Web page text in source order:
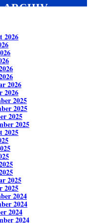
ARCHIV
2026
2026
2026
2025
2025
2025
2025
2025
2025
2025
2024
2024
2024
2024